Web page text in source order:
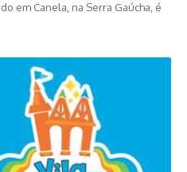
em Canela, na Serra Gaúcha, é